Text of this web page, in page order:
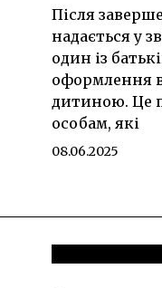
Після
надається у
один із
оформлення
дитиною. Це
особам, які
08.06.2025